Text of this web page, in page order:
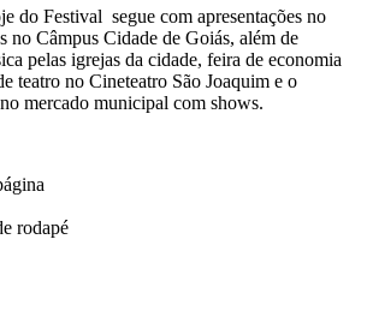
do Festival segue com apresentações no
no Câmpus Cidade de Goiás, além de
pelas igrejas da cidade, feira de economia
teatro no Cineteatro São Joaquim e o
mercado municipal com shows.
rodapé